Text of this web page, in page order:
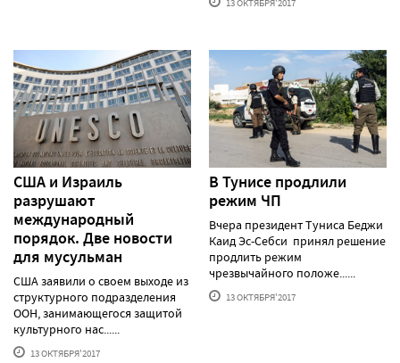
США и Израиль
разрушают
международный
порядок. Две новости
для мусульман
США заявили о своем выходе из
структурного подразделения
ООН, занимающегося защитой
культурного нас......
13 ОКТЯБРЯ'2017
В Тунисе продлили
режим ЧП
Вчера президент Туниса Беджи
Каид Эс-Себси принял решение
продлить режим
чрезвычайного положе......
13 ОКТЯБРЯ'2017